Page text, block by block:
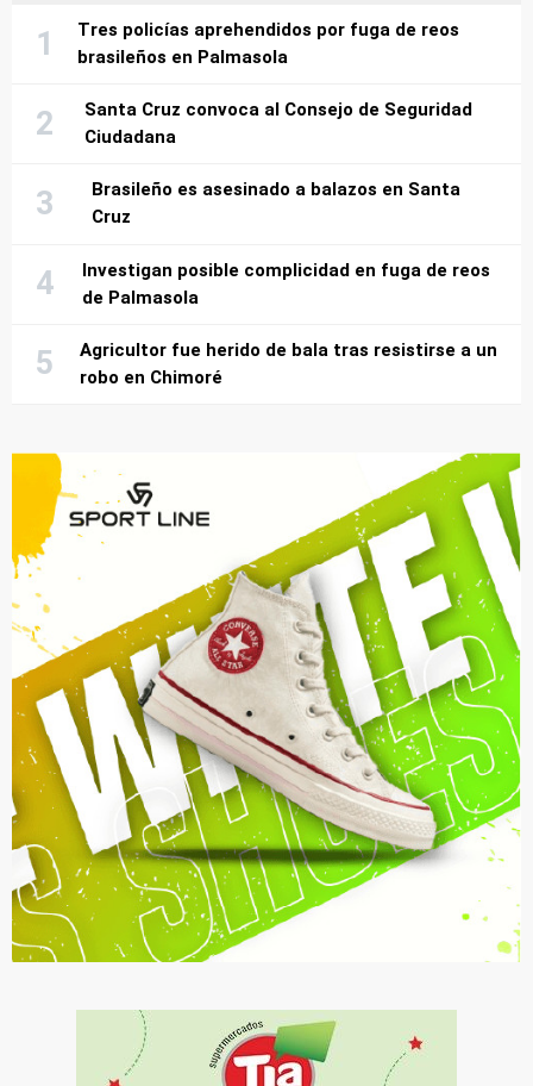
Tres policías aprehendidos por fuga de reos
brasileños en Palmasola
Santa Cruz convoca al Consejo de Seguridad
Ciudadana
Brasileño es asesinado a balazos en Santa
Cruz
Investigan posible complicidad en fuga de reos
de Palmasola
Agricultor fue herido de bala tras resistirse a un
robo en Chimoré